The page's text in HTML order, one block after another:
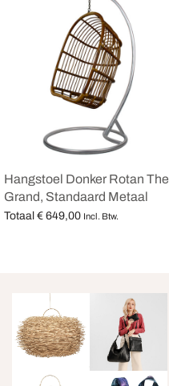
Hangstoel Donker Rotan The
Grand, Standaard Metaal
Totaal € 649,00 Incl. Btw.